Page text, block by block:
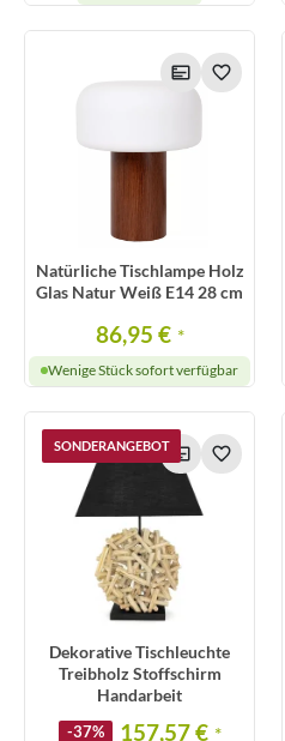
Natürliche Tischlampe Holz
Glas Natur Weiß E14 28 cm
86,95 € *
Wenige Stück sofort verfügbar
SONDERANGEBOT
Dekorative Tischleuchte
Treibholz Stoffschirm
Handarbeit
-37% 157,57 € *